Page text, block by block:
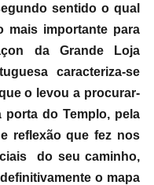
sentido o qual
mais importante para
da Grande Loja
caracteriza-se
o levou a procurar-
porta do Templo, pela
reflexão que fez nos
do seu caminho,
o mapa